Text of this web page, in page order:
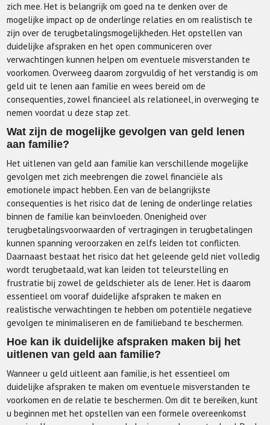
zich mee. Het is belangrijk om goed na te denken over de
mogelijke impact op de onderlinge relaties en om realistisch te
zijn over de terugbetalingsmogelijkheden. Het opstellen van
duidelijke afspraken en het open communiceren over
verwachtingen kunnen helpen om eventuele misverstanden te
voorkomen. Overweeg daarom zorgvuldig of het verstandig is om
geld uit te lenen aan familie en wees bereid om de
consequenties, zowel financieel als relationeel, in overweging te
nemen voordat u deze stap zet.
Wat zijn de mogelijke gevolgen van geld lenen
aan familie?
Het uitlenen van geld aan familie kan verschillende mogelijke
gevolgen met zich meebrengen die zowel financiële als
emotionele impact hebben. Een van de belangrijkste
consequenties is het risico dat de lening de onderlinge relaties
binnen de familie kan beïnvloeden. Onenigheid over
terugbetalingsvoorwaarden of vertragingen in terugbetalingen
kunnen spanning veroorzaken en zelfs leiden tot conflicten.
Daarnaast bestaat het risico dat het geleende geld niet volledig
wordt terugbetaald, wat kan leiden tot teleurstelling en
frustratie bij zowel de geldschieter als de lener. Het is daarom
essentieel om vooraf duidelijke afspraken te maken en
realistische verwachtingen te hebben om potentiële negatieve
gevolgen te minimaliseren en de familieband te beschermen.
Hoe kan ik duidelijke afspraken maken bij het
uitlenen van geld aan familie?
Wanneer u geld uitleent aan familie, is het essentieel om
duidelijke afspraken te maken om eventuele misverstanden te
voorkomen en de relatie te beschermen. Om dit te bereiken, kunt
u beginnen met het opstellen van een formele overeenkomst